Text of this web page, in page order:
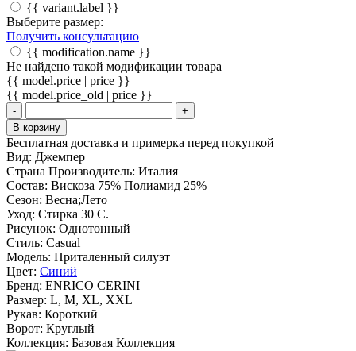
{{ variant.label }}
Выберите размер:
Получить консультацию
{{ modification.name }}
Не найдено такой модификации товара
{{ model.price | price }}
{{ model.price_old | price }}
-
+
В корзину
Бесплатная доставка и примерка перед покупкой
Вид: Джемпер
Страна Производитель: Италия
Состав: Вискоза 75% Полиамид 25%
Сезон: Весна;Лето
Уход: Стирка 30 С.
Рисунок: Однотонный
Стиль: Casual
Модель: Приталенный силуэт
Цвет: Синий
Бренд: ENRICO CERINI
Размер: L, M, XL, XXL
Рукав: Короткий
Ворот: Круглый
Коллекция: Базовая Коллекция